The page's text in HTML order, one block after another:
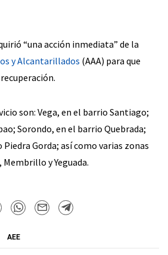
“una acción inmediata” de la
y Alcantarillados (AAA) para que
son: Vega, en el barrio Santiago;
Sorondo, en el barrio Quebrada;
Gorda; así como varias zonas
y Yeguada.
AEE